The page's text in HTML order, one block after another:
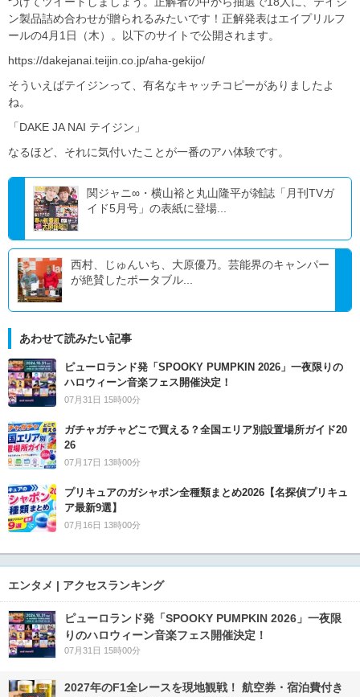
ン製品詰め合わせが贈られるみたいです！正解発表はエイプリルフ
ールの4月1日（木）。以下のサイトで公開されます。
https://dakejanai.teijin.co.jp/aha-gekijo/
そういえばテイジンって、有名なキャッチコピーがありましたよ
ね。
「DAKE JA NAI テイジン」
なるほど、それに気付いたことが一番のアハ体験です。
関ジャニ∞・横山裕と丸山隆平が雑誌「月刊TVガ
イド5月号」の表紙に登場...
西村、じゅんいち、大原優乃。芸能界のキャンパー
が絶賛したポータブル...
あわせて読みたい記事
ピューロランド発「SPOOKY PUMPKIN 2026」一夜限りの
ハロウィーン音楽フェス開催決定！
07月31日 15時00分
ガチャガチャどこで買える？全国エリア別設置場所ガイド20
26
07月17日 13時00分
プリキュアのガシャポン全種類まとめ2026【名探偵プリキュ
ア最新9選】
07月16日 13時00分
エンタメ | アクセスランキング
ピューロランド発「SPOOKY PUMPKIN 2026」一夜限
りのハロウィーン音楽フェス開催決定！
07月31日 15時00分
2027年のF1全レースを現地観戦！ 航空券・宿泊費付き